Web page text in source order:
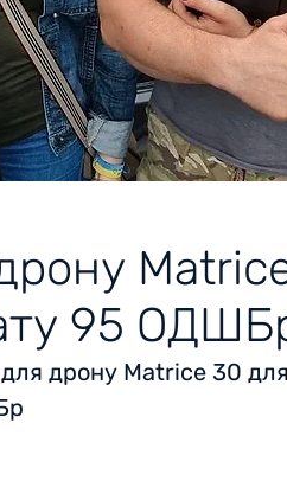
95
дрону Matrice 30